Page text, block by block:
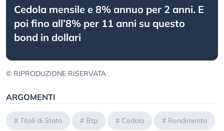
Cedola mensile e 8% annuo per 2 anni. E
poi fino all’8% per 11 anni su questo
bond in dollari
© RIPRODUZIONE RISERVATA
ARGOMENTI
# Titoli di Stato # Btp # Cedola # Rendimento